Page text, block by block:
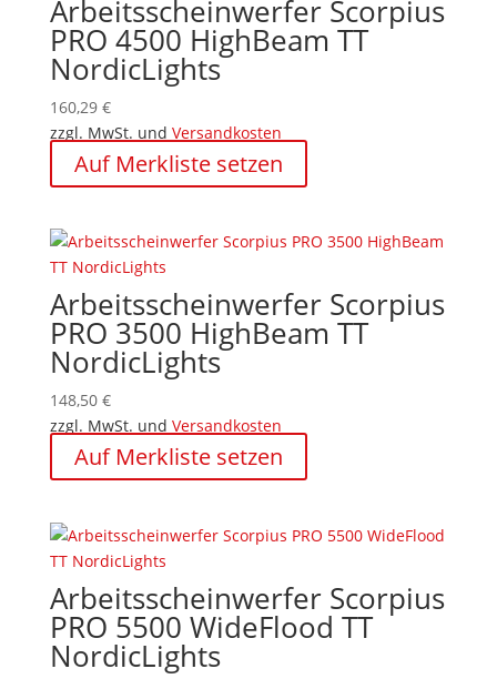
Arbeitsscheinwerfer Scorpius
PRO 4500 HighBeam TT
NordicLights
160,29 €
zzgl. MwSt. und Versandkosten
Auf Merkliste setzen
Arbeitsscheinwerfer Scorpius
PRO 3500 HighBeam TT
NordicLights
148,50 €
zzgl. MwSt. und Versandkosten
Auf Merkliste setzen
Arbeitsscheinwerfer Scorpius
PRO 5500 WideFlood TT
NordicLights